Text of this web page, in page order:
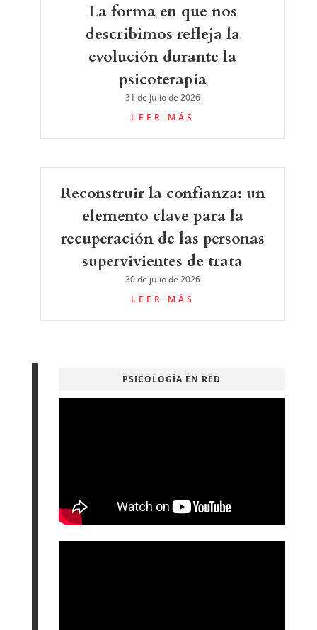
La forma en que nos
describimos refleja la
evolución durante la
psicoterapia
31 de julio de 2026
LEER MÁS
Reconstruir la confianza: un
elemento clave para la
recuperación de las personas
supervivientes de trata
30 de julio de 2026
LEER MÁS
PSICOLOGÍA EN RED